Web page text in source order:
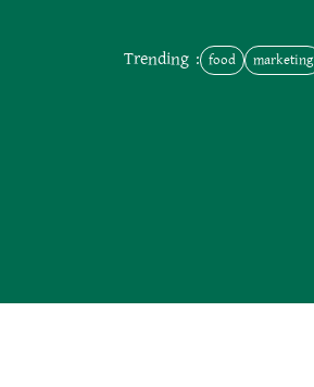
Trending : food marketing